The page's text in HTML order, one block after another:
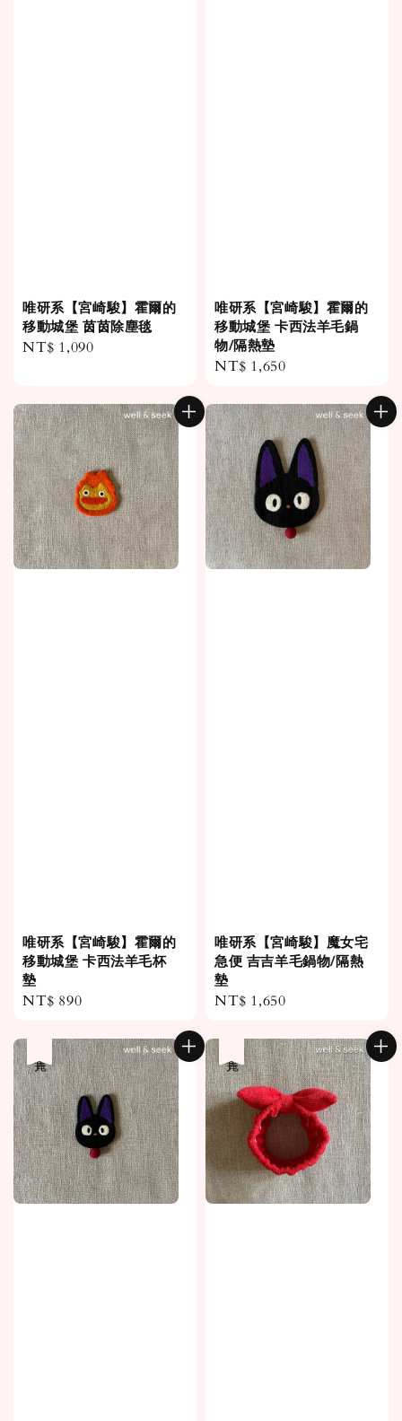
唯研系【宮崎駿】霍爾的
移動城堡 茵茵除塵毯
Regular
NT$ 1,090
唯研系【宮崎駿】霍爾的
移動城堡 卡西法羊毛鍋
物/隔熱墊
Regular
NT$ 1,650
唯研系【宮崎駿】霍爾的
移動城堡 卡西法羊毛杯
墊
Regular
NT$ 890
唯研系【宮崎駿】魔女宅
急便 吉吉羊毛鍋物/隔熱
墊
Regular
NT$ 1,650